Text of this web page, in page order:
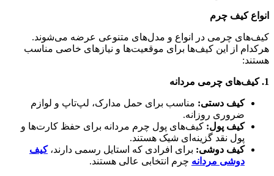
انواع کیف چرم
کیف‌های چرمی در انواع و مدل‌های متنوعی عرضه می‌شوند.
هرکدام از این کیف‌ها برای موقعیت‌ها و نیازهای خاصی مناسب
هستند:
1. کیف‌های چرمی مردانه
کیف دستی: مناسب برای حمل مدارک، لپ‌تاپ و لوازم
ضروری روزانه.
کیف پول: کیف‌های پول چرم مردانه برای حفظ کارت‌ها و
پول نقد گزینه‌ای شیک هستند.
کیف دوشی: برای افرادی که استایل رسمی دارند،کیف
دوشی مردانه چرم انتخابی عالی هستند.